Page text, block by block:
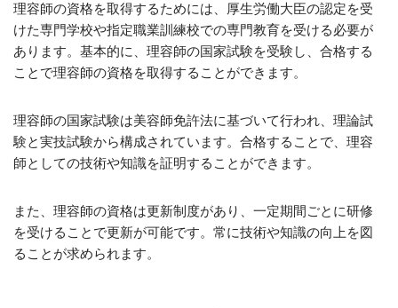
理容師の資格を取得するためには、厚生労働大臣の認定を受
けた専門学校や指定職業訓練校での専門教育を受ける必要が
あります。基本的に、理容師の国家試験を受験し、合格する
ことで理容師の資格を取得することができます。
理容師の国家試験は美容師免許法に基づいて行われ、理論試
験と実技試験から構成されています。合格することで、理容
師としての技術や知識を証明することができます。
また、理容師の資格は更新制度があり、一定期間ごとに研修
を受けることで更新が可能です。常に技術や知識の向上を図
ることが求められます。